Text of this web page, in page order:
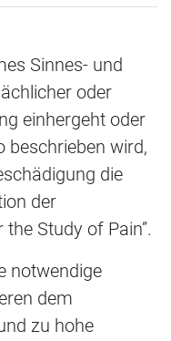
Sinnes- und
oder
einhergeht oder
beschrieben wird,
die
der
Study of Pain”.
notwendige
dem
zu hohe